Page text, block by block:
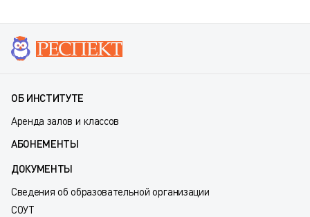
ОБ ИНСТИТУТЕ
Аренда залов и классов
АБОНЕМЕНТЫ
ДОКУМЕНТЫ
Сведения об образовательной организации
СОУТ